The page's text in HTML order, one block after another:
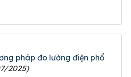
pháp đo lường điện phổ
2025)